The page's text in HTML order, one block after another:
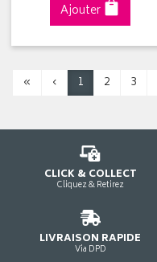
Ajouter
« ‹ 1 2 3
CLICK & COLLECT
Cliquez & Retirez
LIVRAISON RAPIDE
Via DPD